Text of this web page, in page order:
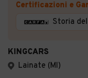
Certificazioni e
Storia
KINGCARS
Lainate (MI)